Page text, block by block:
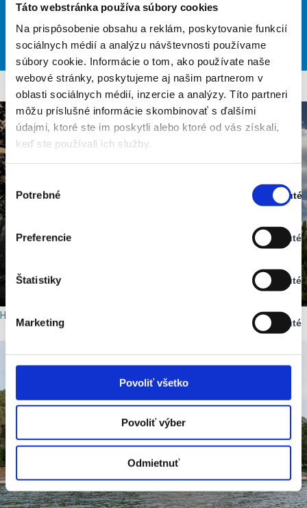
Táto webstránka používa súbory cookies
Na prispôsobenie obsahu a reklám, poskytovanie funkcií
sociálnych médií a analýzu návštevnosti používame
súbory cookie. Informácie o tom, ako používate naše
webové stránky, poskytujeme aj našim partnerom v
oblasti sociálnych médií, inzercie a analýzy. Títo partneri
môžu príslušné informácie skombinovať s ďalšími
údajmi, ktoré ste im poskytli alebo ktoré od vás získali,
keď ste používali ich služby.
Výber
súhlasu
Potrebné Zapnuté
Stav:
Preferencie
Vypnuté
Stav:
Štatistiky
Vypnuté
Stav:
Marketing
Vypnuté
Stav:
Povoliť všetko
Povoliť výber
Odmietnuť
29 30
SUN
34 33 ° 29
Hotel Meander Tatranská Štrba